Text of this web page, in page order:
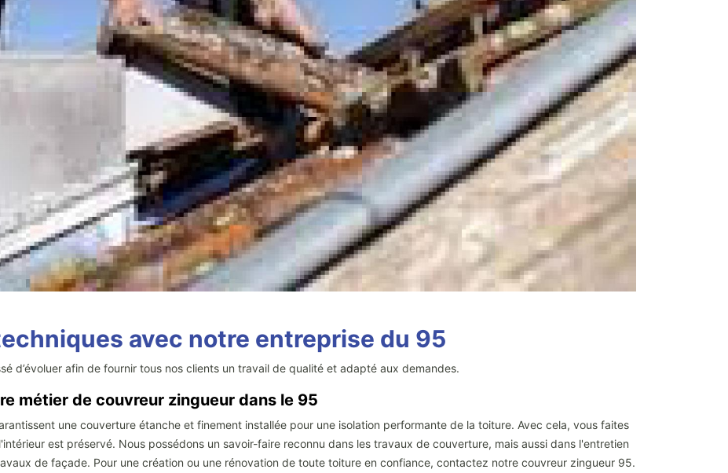
avec notre entreprise du 95
d’évoluer afin de fournir tous nos clients un travail de qualité et adapté aux demandes.
métier de couvreur zingueur dans le 95
une couverture étanche et finement installée pour une isolation performante de la toiture. Avec cela, vous faites
est préservé. Nous possédons un savoir-faire reconnu dans les travaux de couverture, mais aussi dans l'entretien
de façade. Pour une création ou une rénovation de toute toiture en confiance, contactez notre couvreur zingueur 95.